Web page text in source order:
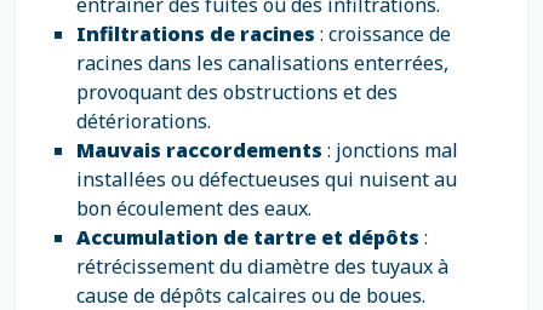
Infiltrations de racines : croissance de
racines dans les canalisations enterrées,
provoquant des obstructions et des
détériorations.
Mauvais raccordements : jonctions mal
installées ou défectueuses qui nuisent au
bon écoulement des eaux.
Accumulation de tartre et dépôts :
rétrécissement du diamètre des tuyaux à
cause de dépôts calcaires ou de boues.